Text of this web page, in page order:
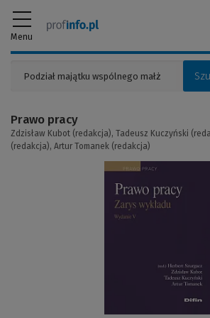
Menu
Prawo pracy
Zdzisław Kubot (redakcja), Tadeusz Kuczyński
(redakcja), Artur Tomanek (redakcja)